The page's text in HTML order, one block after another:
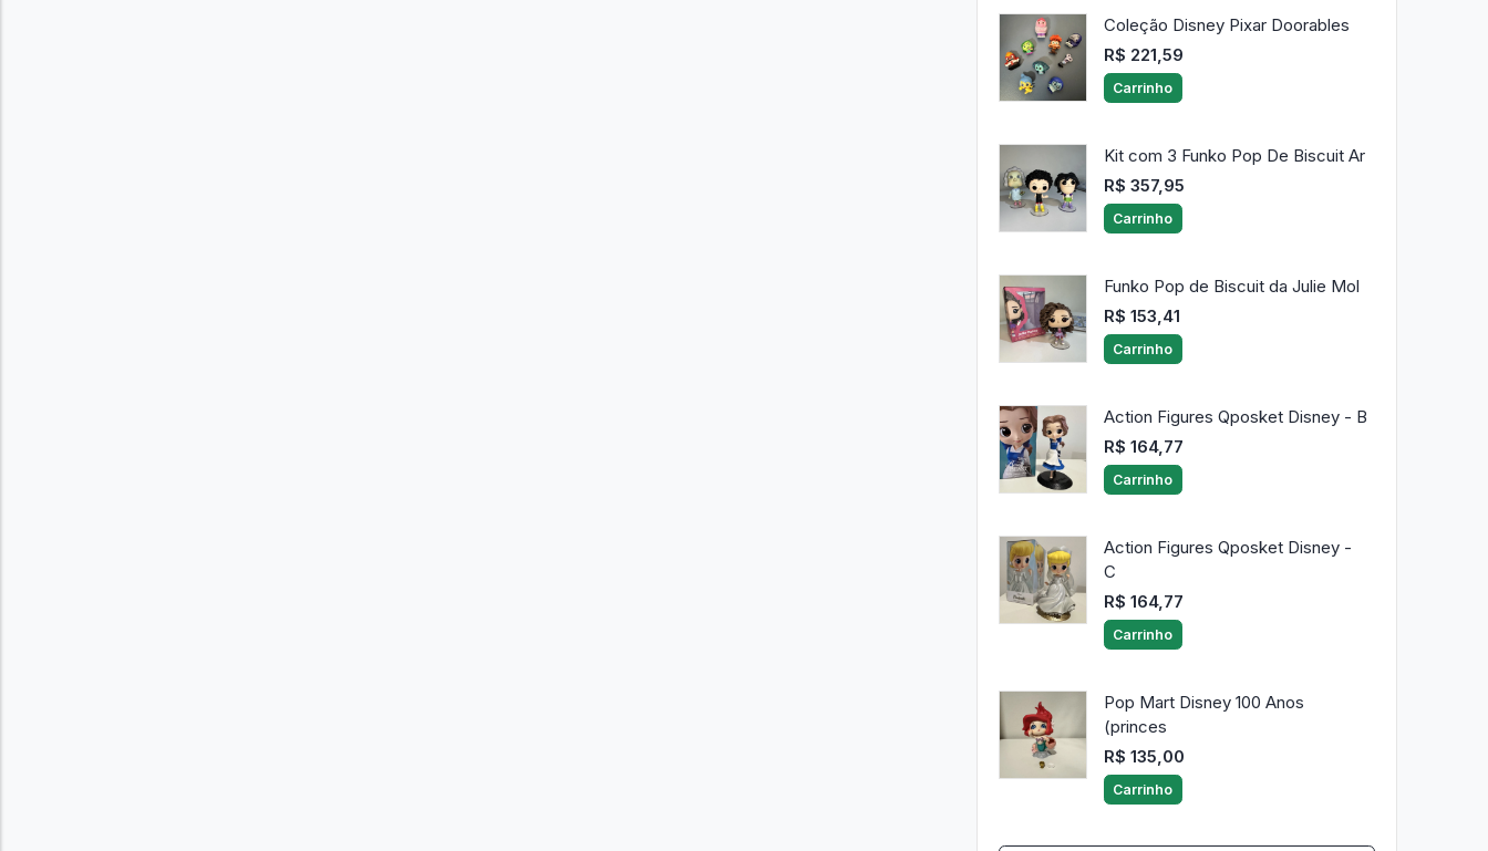
Coleção Disney Pixar Doorables
R$ 221,59
Carrinho
Kit com 3 Funko Pop De Biscuit Ar
R$ 357,95
Carrinho
Funko Pop de Biscuit da Julie Mol
R$ 153,41
Carrinho
Action Figures Qposket Disney - B
R$ 164,77
Carrinho
Action Figures Qposket Disney -
C
R$ 164,77
Carrinho
Pop Mart Disney 100 Anos
(princes
R$ 135,00
Carrinho